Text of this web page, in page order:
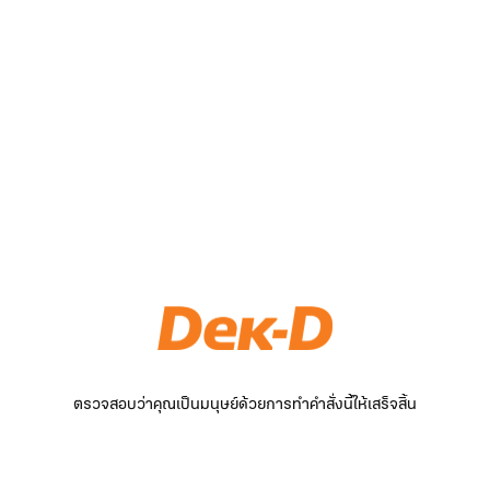
ตรวจสอบว่าคุณเป็นมนุษย์ด้วยการทำคำสั่งนี้ให้เสร็จสิ้น